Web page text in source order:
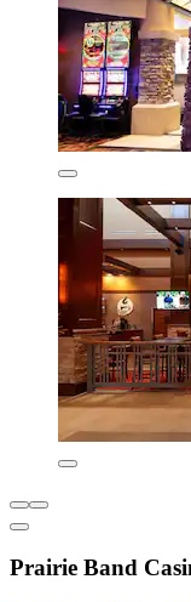
Prairie Band